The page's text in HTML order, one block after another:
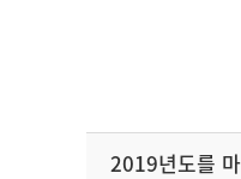
2019년도를